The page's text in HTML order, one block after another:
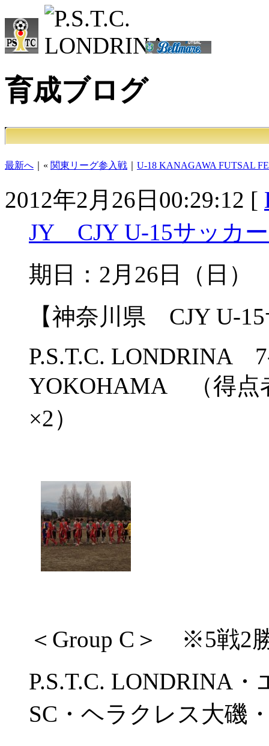
育成ブログ
最新へ ｜« 関東リーグ参入戦 U-18 KANAGAWA FUTSAL
2012年2月26日00:29:12 [
JY CJY U-15サッカ
期日：2月26日（日
【神奈川県 CJY U-
P.S.T.C. LONDRINA
YOKOHAMA （得点
×2）
＜Group C＞ ※5戦2
P.S.T.C. LONDRINA
SC・ヘラクレス大磯